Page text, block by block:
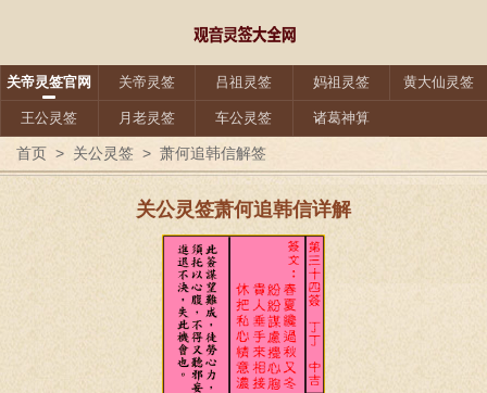
关帝灵签官网 关帝灵签 吕祖灵签 妈祖灵签 黄大仙灵签
王公灵签 月老灵签 车公灵签 诸葛神算
首页 > 关公灵签 > 萧何追韩信解签
关公灵签萧何追韩信详解